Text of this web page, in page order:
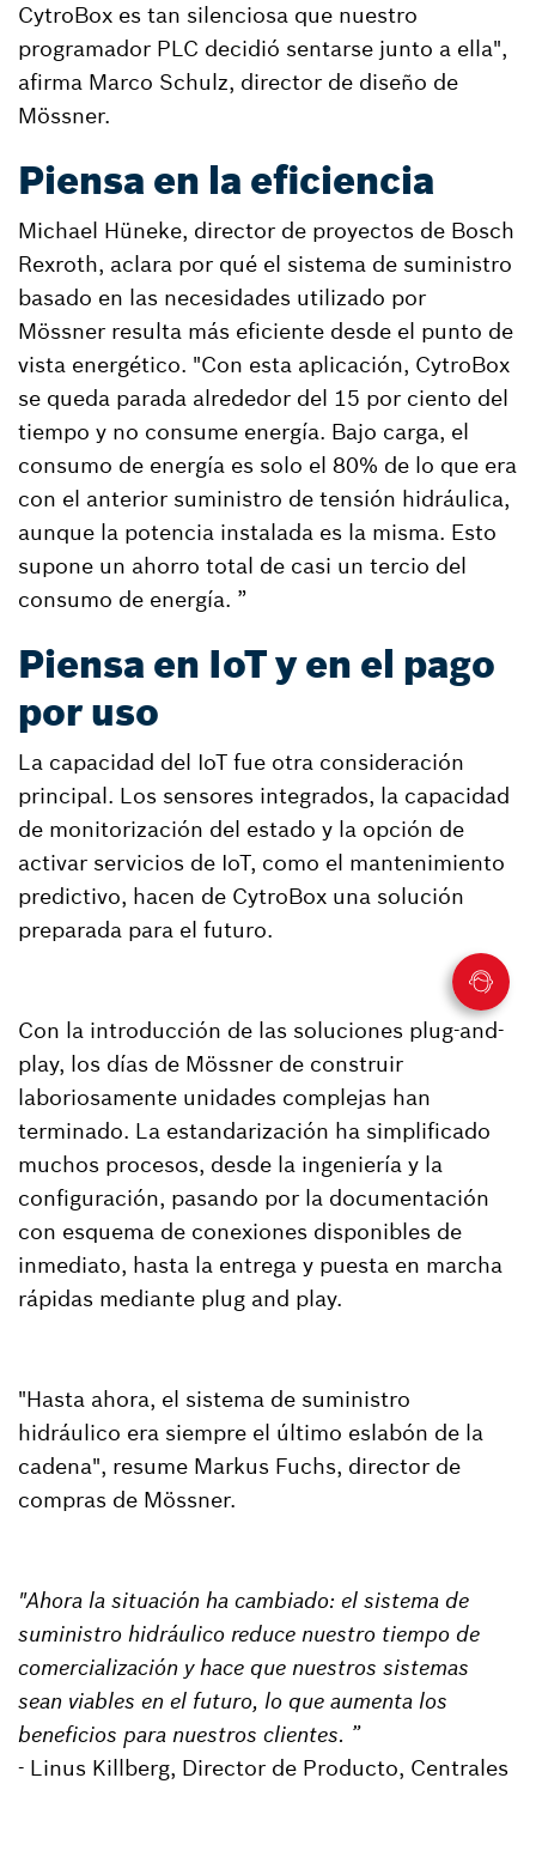
CytroBox es tan silenciosa que nuestro
programador PLC decidió sentarse junto a ella",
afirma Marco Schulz, director de diseño de
Mössner.
Piensa en la eficiencia
Michael Hüneke, director de proyectos de Bosch
Rexroth, aclara por qué el sistema de suministro
basado en las necesidades utilizado por
Mössner resulta más eficiente desde el punto de
vista energético. "Con esta aplicación, CytroBox
se queda parada alrededor del 15 por ciento del
tiempo y no consume energía. Bajo carga, el
consumo de energía es solo el 80% de lo que era
con el anterior suministro de tensión hidráulica,
aunque la potencia instalada es la misma. Esto
supone un ahorro total de casi un tercio del
consumo de energía. ”
Piensa en IoT y en el pago
por uso
La capacidad del IoT fue otra consideración
principal. Los sensores integrados, la capacidad
de monitorización del estado y la opción de
activar servicios de IoT, como el mantenimiento
predictivo, hacen de CytroBox una solución
preparada para el futuro.
Con la introducción de las soluciones plug-and-
play, los días de Mössner de construir
laboriosamente unidades complejas han
terminado. La estandarización ha simplificado
muchos procesos, desde la ingeniería y la
configuración, pasando por la documentación
con esquema de conexiones disponibles de
inmediato, hasta la entrega y puesta en marcha
rápidas mediante plug and play.
"Hasta ahora, el sistema de suministro
hidráulico era siempre el último eslabón de la
cadena", resume Markus Fuchs, director de
compras de Mössner.
"Ahora la situación ha cambiado: el sistema de
suministro hidráulico reduce nuestro tiempo de
comercialización y hace que nuestros sistemas
sean viables en el futuro, lo que aumenta los
beneficios para nuestros clientes. ”
- Linus Killberg, Director de Producto, Centrales